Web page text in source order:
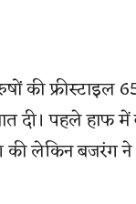
की फ्रीस्टाइल
दी। पहले हाफ
लेकिन बजरंग ने